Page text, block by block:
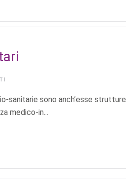
sanitarie sono anch’esse strutture
medico-in...